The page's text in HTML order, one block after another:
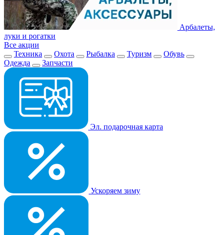
Арбалеты,
луки и рогатки
Все акции
Техника
Охота Рыбалка Туризм
Обувь
Одежда
Запчасти
Эл. подарочная карта
Ускоряем зиму